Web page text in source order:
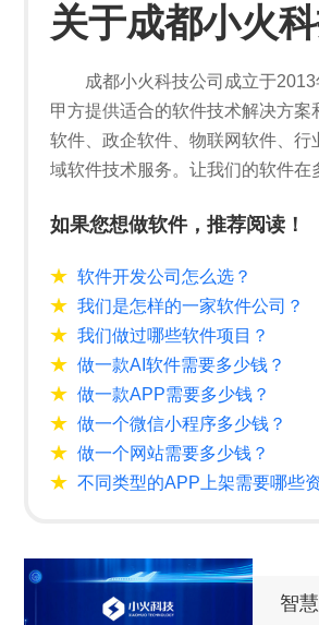
关于成都小火
成都小火科技公司成立于
甲方提供适合的软件技术解决方
软件、政企软件、物联网软件、
域软件技术服务。让我们的软件
如果您想做软件，推荐阅读！
软件开发公司怎么选？
我们是怎样的一家软件公司？
我们做过哪些软件项目？
做一款AI软件需要多少钱？
做一款APP需要多少钱？
做一个微信小程序多少钱？
做一个网站需要多少钱？
不同类型的APP上架需要哪些
智